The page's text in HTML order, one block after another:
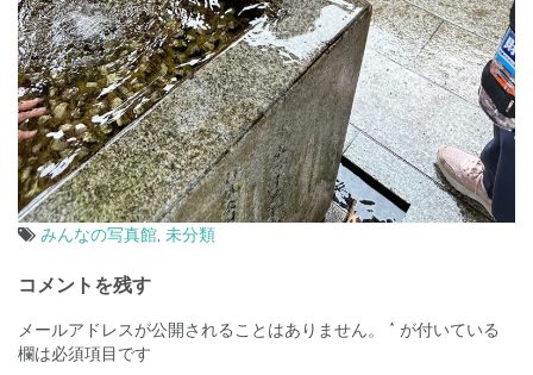
みんなの写真館 未分類
投
稿
ナ
コメントを残す
メールアドレスが公開されることはありません。 * が付いている
欄は必須項目です